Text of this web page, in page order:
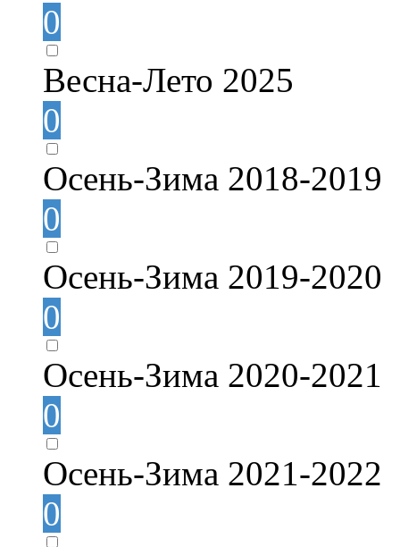
0
Весна-Лето 2025
0
Осень-Зима 2018-2019
0
Осень-Зима 2019-2020
0
Осень-Зима 2020-2021
0
Осень-Зима 2021-2022
0